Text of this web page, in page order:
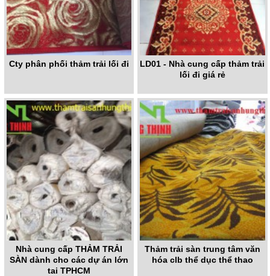
Cty phân phối thảm trải lối đi
LD01 - Nhà cung cấp thảm trải
lối đi giá rẻ
Nhà cung cấp THẢM TRẢI
SÀN dành cho các dự án lớn
tại TPHCM
Thảm trải sàn trung tâm văn
hóa clb thể dục thể thao